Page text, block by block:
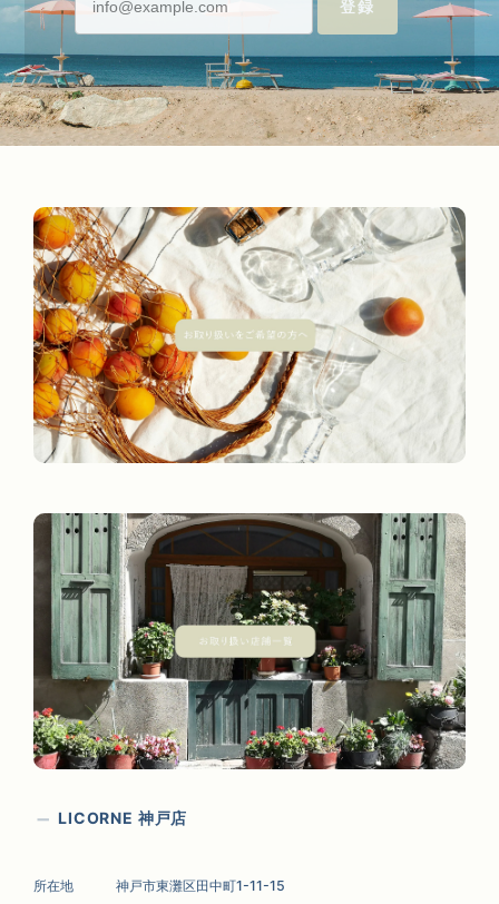
登録
LICORNE 神戸店
所在地
神戸市東灘区田中町1-11-15